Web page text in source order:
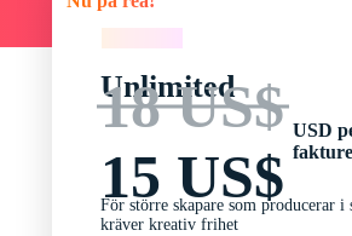
Unlimited
18 US$
15 US$
USD
För större skapare som producerar i
kräver kreativ frihet